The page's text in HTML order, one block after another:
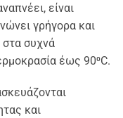
είναι
γρήγορα και
στα συχνά
έως 90⁰C.
και